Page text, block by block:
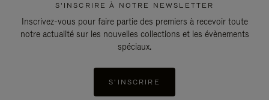
S'INSCRIRE À NOTRE NEWSLETTER
Inscrivez-vous pour faire partie des premiers à recevoir toute
notre actualité sur les nouvelles collections et les évènements
spéciaux.
S'INSCRIRE